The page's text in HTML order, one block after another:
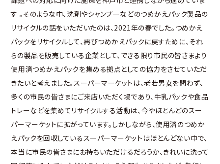
す 。そのような中、洗剤やシャンプーなどのつめかえパック製品の
リサイクルの話をいただいたのは、2021年の春でした。つめかえ
パックをリサイクルして、再びつめかえパックに戻すために、それ
らの製品を販売している企業として、できる限り市民の皆さまより
使用済つめかえパックを集める拠点としての協力をさせていただ
きたいと考えました。スーパーマーケットは、老若男女を問わず、
多くの市民の皆さまにご来店いただく場であり、牛乳パックや食品
トレーなどを集めてリサイクルする活動は、今やほとんどのスー
パーマーケットに拡がっています。しかしながら、使用済のつめか
えパックを回収しているスーパーマーケットはほとんどない中で、
本当に市民の皆さまにお持ちいただけるだろうか、きれいに洗って